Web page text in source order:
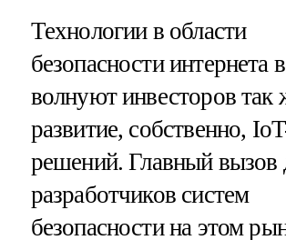
Технологии в области
безопасности интернета
волнуют инвесторов так
развитие, собственно,
решений. Главный вызов
разработчиков систем
безопасности на этом